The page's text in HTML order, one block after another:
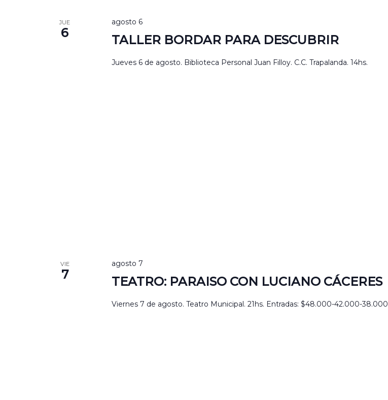
JUE
6 TALLER BORDAR PARA DESCUBRIR
agosto 6
Jueves 6 de agosto. Biblioteca Personal Juan Filloy. C.C. Trapalanda. 14hs.
VIE
7 TEATRO: PARAISO CON LUCIANO CÁCERES
agosto 7
Viernes 7 de agosto. Teatro Municipal. 21hs. Entradas: $48.000-42.000-38.000